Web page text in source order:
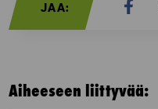
JAA:
Aiheeseen liittyvää: